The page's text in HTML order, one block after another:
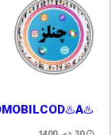
♨️CODMOBILCOD♨️A